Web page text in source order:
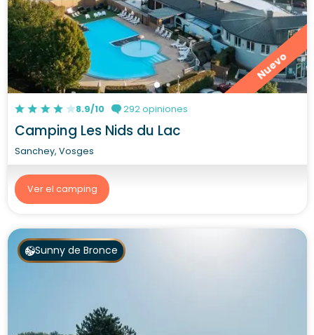
Nuevo
8.9/10 292 opiniones
Camping Les Nids du Lac
Sanchey, Vosges
Ver el camping
Sunny de Bronce